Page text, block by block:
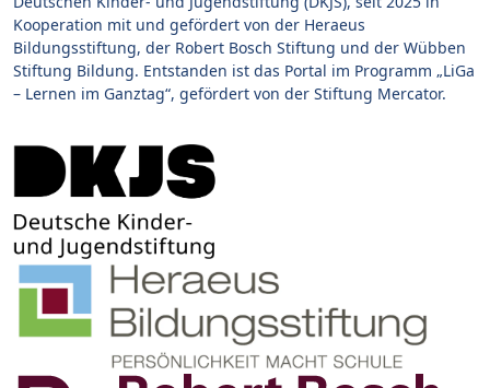
Kooperation mit und gefördert von der Heraeus
Bildungsstiftung, der Robert Bosch Stiftung und der Wübben
Stiftung Bildung. Entstanden ist das Portal im Programm „LiGa
– Lernen im Ganztag“, gefördert von der Stiftung Mercator.